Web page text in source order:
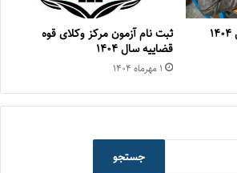
سوالات آزمون وکالت سال ۱۴۰۴
ثبت نام آزمون مرکز وکلای قوه
قضاییه سال ۱۴۰۴
۱ مهر‌ماه ۱۴۰۴
جستجو